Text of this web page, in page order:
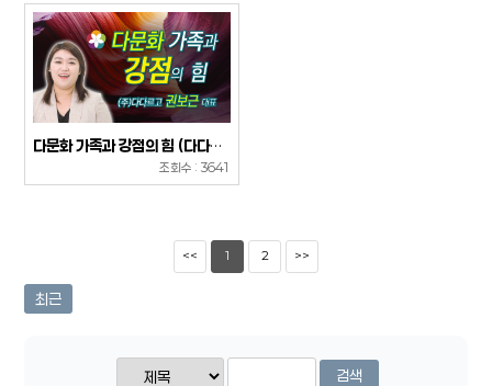
다문화 가족과 강점의 힘 (다다르고 권보...
조회수 : 3641
<< 1 2 >>
최근
검색